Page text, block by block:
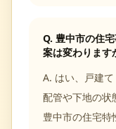
Q. 豊中市の住
案は変わります
A. はい、戸建て
配管や下地の状
豊中市の住宅特